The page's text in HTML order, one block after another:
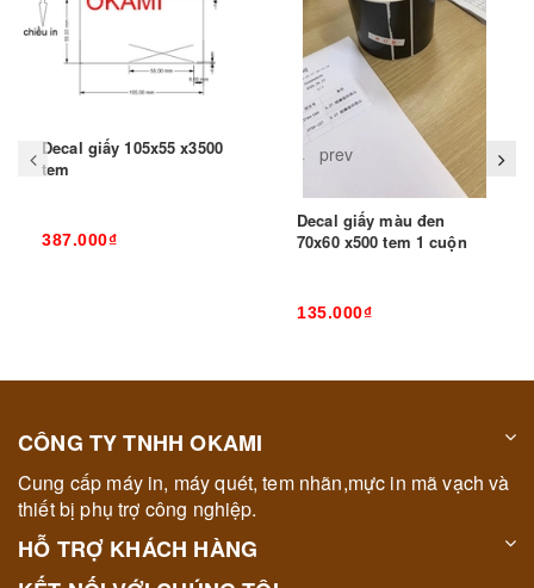
Decal giấy 105x55 x3500
tem
387.000₫
Decal giấy màu đen
70x60 x500 tem 1 cuộn
135.000₫
prev
CÔNG TY TNHH OKAMI
Cung cấp máy in, máy quét, tem nhãn,mực in mã vạch và
thiết bị phụ trợ công nghiệp.
HỖ TRỢ KHÁCH HÀNG